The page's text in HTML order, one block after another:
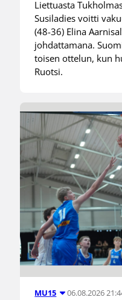
Liettuasta
Susiladies voitti
(48-36) Elina
johdattamana.
toisen ottelun, kun
Ruotsi.
MU15 06.08.2026